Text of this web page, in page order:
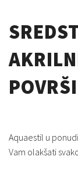
Aquaestil u
Vam olakšati